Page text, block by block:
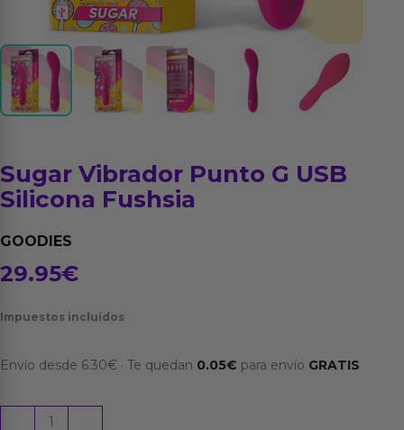
Sugar Vibrador Punto G USB
Silicona Fushsia
GOODIES
29.95€
Impuestos incluídos
Envío desde 6.30€ · Te quedan 0.05€ para envío GRATIS